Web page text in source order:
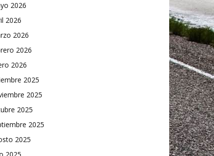
2026
2026
2026
2026
2026
2025
2025
2025
2025
2025